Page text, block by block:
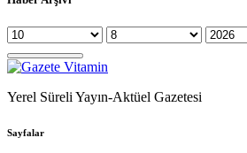
Yerel Süreli Yayın-Aktüel Gazetesi
Sayfalar